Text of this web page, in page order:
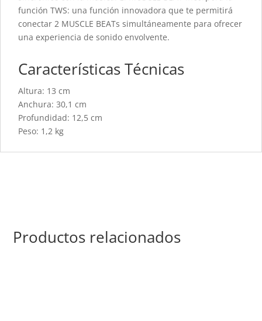
función TWS: una función innovadora que te permitirá
conectar 2 MUSCLE BEATs simultáneamente para ofrecer
una experiencia de sonido envolvente.
Características Técnicas
Altura: 13 cm
Anchura: 30,1 cm
Profundidad: 12,5 cm
Peso: 1,2 kg
Productos relacionados